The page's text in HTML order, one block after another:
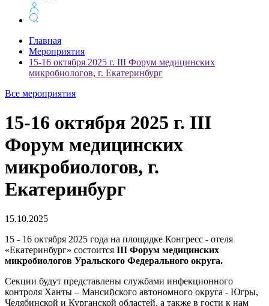
Главная
Мероприятия
15-16 октября 2025 г. III Форум медицинских
микробиологов, г. Екатеринбург
Все мероприятия
15-16 октября 2025 г. III
Форум медицинских
микробиологов, г.
Екатеринбург
15.10.2025
15 - 16 октября 2025 года на площадке Конгресс - отеля
«Екатеринбург» состоится III Форум медицинских
микробиологов Уральского Федерального округа.
Секции будут представлены службами инфекционного
контроля Ханты – Мансийского автономного округа - Югры,
Челябинской и Курганской областей, а также в гости к нам